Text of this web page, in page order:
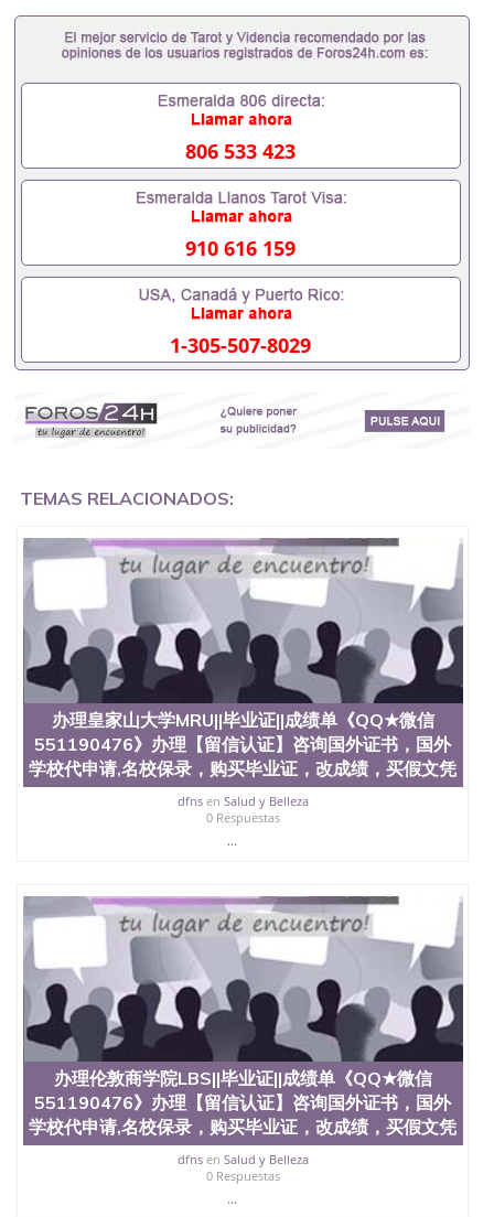
理留信网认证办理留服认证办理学历认证办理学生卡
办理录取通知书办理学位证书办理美国文凭办理澳洲
文凭办理英国文凭办理加拿大文凭办理德国文凭 一、
明+教育部认证,录取通知书，雅思。（全套留学回国
必备证明材料，给父母及亲朋好友一份完美交代）；
相关材料（申请学校、转学，甚至是申请工签都可以
用到）。 注：上述材料，随时都可以安排办理，毕业
证成绩单，学校，专业，学位，毕业时间都可以根据
客户要求安排。 国内找工作假的毕业证可以用吗
551190476假的毕业证成绩单可以办学历认证吗
551190476要定居国外需要办理什么材料551190476
入职事业单位/国企假的毕业证会查吗551190476入职
国企/事业单位需要些什么材料551190476办理假毕业
证在国内能用吗, 挂科拿不到毕业证怎么办, 毕业证丢
了怎么办, 没有正常毕业怎么办理毕业证,没毕业可以
办学历认证吗,您是否因为中途辍学、挂科而没有正常
外551190476您是否因没正常毕业而导致回国得不到
教育部认证在校挂科了不想读了,成绩不理想毕不了业
551190476网上买文凭可靠吗551190476哪里可以买
551190476国外大学文凭可以打工作吗551190476怎
么办理 外假毕业证551190476哪里可以制作美国毕业
证551190476哪里可以办理澳洲毕业证551190476留
学生在哪里可以买假毕业证551190476哪里可以办理
加拿大毕业证551190476申请学校办理假的毕业证成
绩单可以吗551190476哪里可以办理水印成绩单
551190476哪里可以修改成绩单GPA分数551190476
假毕业证能查出来吗551190476假文凭网上能查到吗
551190476 如何拿到国外毕业证QQ微信551190476办
假大学毕业证QQ微信551190476国外毕业证去哪认证
QQ微信551190476找毕业证封皮QQ微信551190476国
外毕业证外壳定制QQ微信551190476快速代办国外毕
业证QQ微信551190476快速拿到国外文凭QQ微信
551190476国外留学文凭认证QQ微信551190476国外
文凭回国认证QQ微信551190476泰国文凭办理QQ微
信551190476法国留学回国证明QQ微信551190476 国
QQ微信551190476德国留学回国证明QQ微信
551190476爱尔兰留学回国证明QQ微信551190476国
外硕士文凭办理QQ微信551190476 网上买文凭可靠
吗QQ微信551190476买国外文凭质量QQ微信
551190476国外本科毕业证怎么办理QQ微信
551190476国外大学文凭真制作QQ微信551190476办
国外文凭可找工作QQ微信551190476国外大学有毕业
证QQ微信551190476办理国外毕业证价格QQ微信
551190476国外编号查询QQ微信551190476办理国外
文凭要交定金吗QQ微信551190476办国外可查文凭
QQ微信551190476网上购买真文凭可信吗QQ微信
551190476学士学位证书查询机构QQ微信551190476
国外资格证书办理QQ微信551190476如何办理学历认
证QQ微信551190476海外文凭认证办理QQ微信
551190476 圣何塞州立大学（San Jose State
University, 又译为“圣荷西州立大学”）成立于1857
806 533 423
910 616 159
1-305-507-8029
TEMAS RELACIONADOS:
办理皇家山大学MRU||毕业证||成绩单《QQ★微信
551190476》办理【留信认证】咨询国外证书，国外
学校代申请,名校保录，购买毕业证，改成绩，买假文凭
dfnsen Salud y Belleza
0 Respuestas
...
办理伦敦商学院LBS||毕业证||成绩单《QQ★微信
551190476》办理【留信认证】咨询国外证书，国外
学校代申请,名校保录，购买毕业证，改成绩，买假文凭
dfnsen Salud y Belleza
0 Respuestas
...